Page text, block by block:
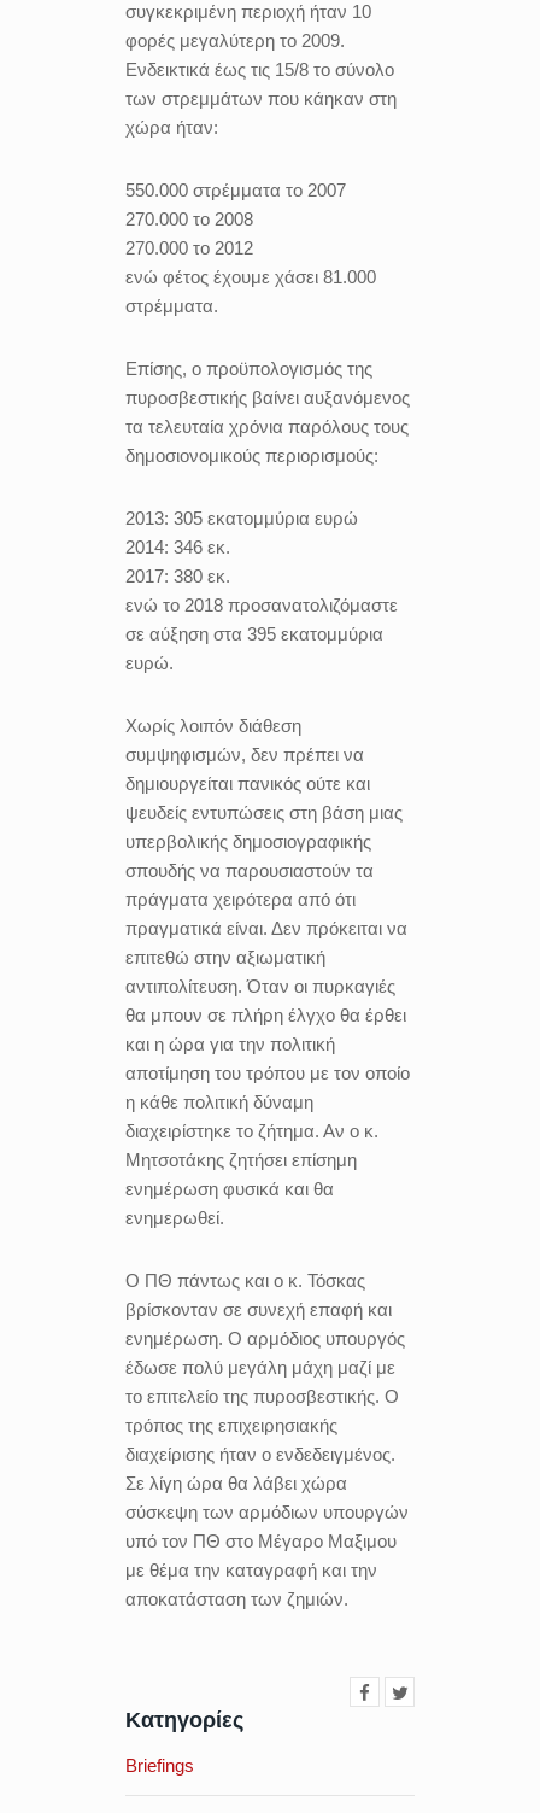
συγκεκριμένη περιοχή ήταν 10
φορές μεγαλύτερη το 2009.
Ενδεικτικά έως τις 15/8 το σύνολο
των στρεμμάτων που κάηκαν στη
χώρα ήταν:
550.000 στρέμματα το 2007
270.000 το 2008
270.000 το 2012
ενώ φέτος έχουμε χάσει 81.000
στρέμματα.
Επίσης, ο προϋπολογισμός της
πυροσβεστικής βαίνει αυξανόμενος
τα τελευταία χρόνια παρόλους τους
δημοσιονομικούς περιορισμούς:
2013: 305 εκατομμύρια ευρώ
2014: 346 εκ.
2017: 380 εκ.
ενώ το 2018 προσανατολιζόμαστε
σε αύξηση στα 395 εκατομμύρια
ευρώ.
Χωρίς λοιπόν διάθεση
συμψηφισμών, δεν πρέπει να
δημιουργείται πανικός ούτε και
ψευδείς εντυπώσεις στη βάση μιας
υπερβολικής δημοσιογραφικής
σπουδής να παρουσιαστούν τα
πράγματα χειρότερα από ότι
πραγματικά είναι. Δεν πρόκειται να
επιτεθώ στην αξιωματική
αντιπολίτευση. Όταν οι πυρκαγιές
θα μπουν σε πλήρη έλγχο θα έρθει
και η ώρα για την πολιτική
αποτίμηση του τρόπου με τον οποίο
η κάθε πολιτική δύναμη
διαχειρίστηκε το ζήτημα. Αν ο κ.
Μητσοτάκης ζητήσει επίσημη
ενημέρωση φυσικά και θα
ενημερωθεί.
Ο ΠΘ πάντως και ο κ. Τόσκας
βρίσκονταν σε συνεχή επαφή και
ενημέρωση. Ο αρμόδιος υπουργός
έδωσε πολύ μεγάλη μάχη μαζί με
το επιτελείο της πυροσβεστικής. Ο
τρόπος της επιχειρησιακής
διαχείρισης ήταν ο ενδεδειγμένος.
Σε λίγη ώρα θα λάβει χώρα
σύσκεψη των αρμόδιων υπουργών
υπό τον ΠΘ στο Μέγαρο Μαξιμου
με θέμα την καταγραφή και την
αποκατάσταση των ζημιών.
Κατηγορίες
Briefings